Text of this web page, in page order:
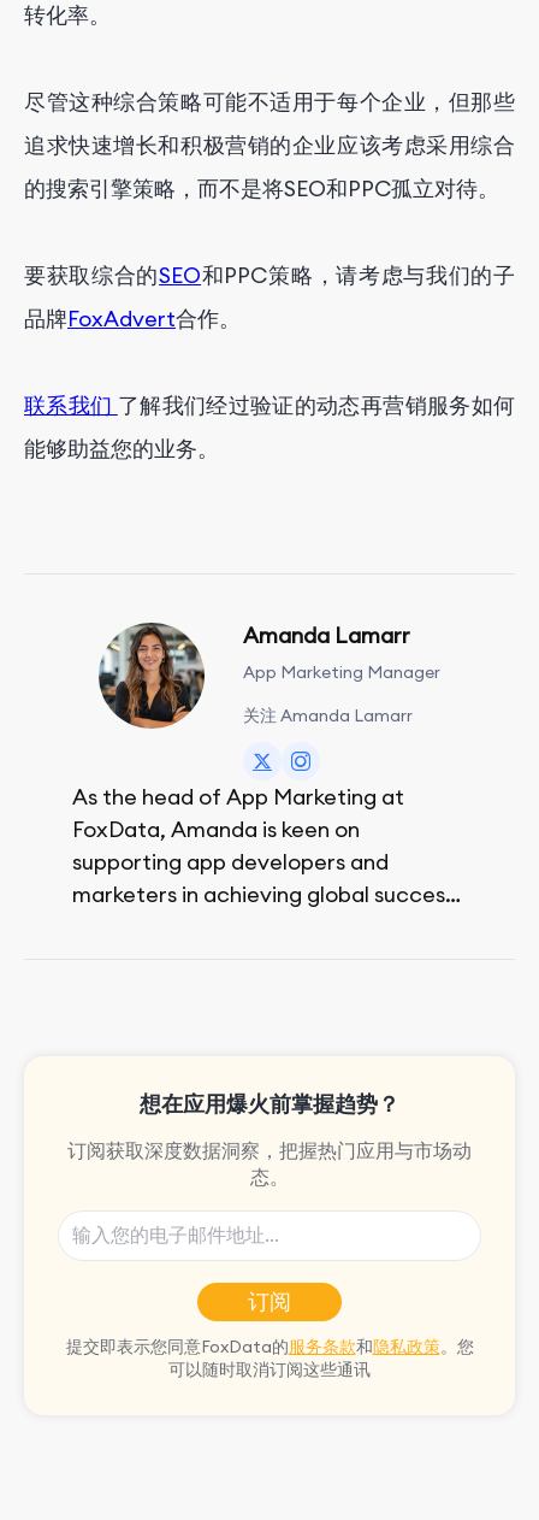
转化率。
尽管这种综合策略可能不适用于每个企业，但那些
追求快速增长和积极营销的企业应该考虑采用综合
的搜索引擎策略，而不是将SEO和PPC孤立对待。
要获取综合的SEO和PPC策略，请考虑与我们的子
品牌FoxAdvert合作。
联系我们 了解我们经过验证的动态再营销服务如何
能够助益您的业务。
Amanda Lamarr
App Marketing Manager
关注 Amanda Lamarr
As the head of App Marketing at
FoxData, Amanda is keen on
supporting app developers and
marketers in achieving global success,
想在应用爆火前掌握趋势？
订阅获取深度数据洞察，把握热门应用与市场动
态。
订阅
提交即表示您同意FoxData的服务条款和隐私政策。您
可以随时取消订阅这些通讯